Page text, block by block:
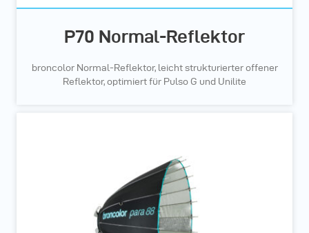
P70 Normal-Reflektor
broncolor Normal-Reflektor, leicht strukturierter offener
Reflektor, optimiert für Pulso G und Unilite